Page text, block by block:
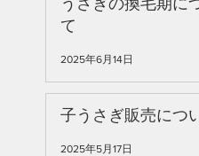
うさぎの換毛期に
て
2025年6月14日
子うさぎ販売につ
2025年5月17日